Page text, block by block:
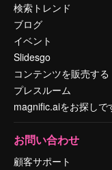
検索トレンド
ブログ
イベント
Slidesgo
コンテンツを販売する
プレスルーム
magnific.aiをお探しで
お問い合わせ
顧客サポート